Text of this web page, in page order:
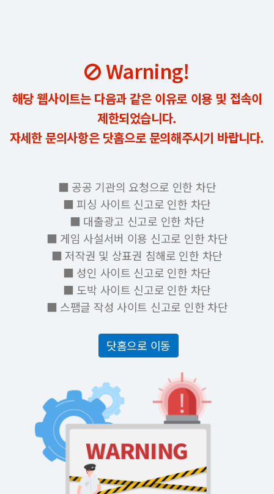
Warning!
해당 웹사이트는 다음과 같은 이유로 이용 및 접속이
제한되었습니다.
자세한 문의사항은 닷홈으로 문의해주시기 바랍니다.
■ 공공 기관의 요청으로 인한 차단
■ 피싱 사이트 신고로 인한 차단
■ 대출광고 신고로 인한 차단
■ 게임 사설서버 이용 신고로 인한 차단
■ 저작권 및 상표권 침해로 인한 차단
■ 성인 사이트 신고로 인한 차단
■ 도박 사이트 신고로 인한 차단
■ 스팸글 작성 사이트 신고로 인한 차단
닷홈으로 이동